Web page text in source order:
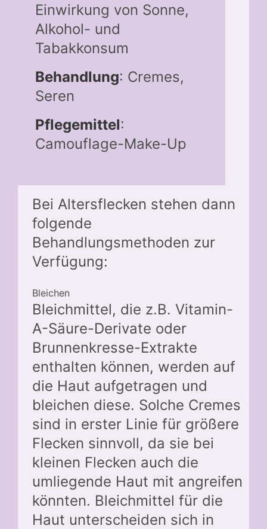
Einwirkung von Sonne,
Alkohol- und
Tabakkonsum
Behandlung: Cremes,
Seren
Pflegemittel:
Camouflage-Make-Up
Bei Altersflecken stehen dann
folgende
Behandlungsmethoden zur
Verfügung:
Bleichen
Bleichmittel, die z.B. Vitamin-
A-Säure-Derivate oder
Brunnenkresse-Extrakte
enthalten können, werden auf
die Haut aufgetragen und
bleichen diese. Solche Cremes
sind in erster Linie für größere
Flecken sinnvoll, da sie bei
kleinen Flecken auch die
umliegende Haut mit angreifen
könnten. Bleichmittel für die
Haut unterscheiden sich in